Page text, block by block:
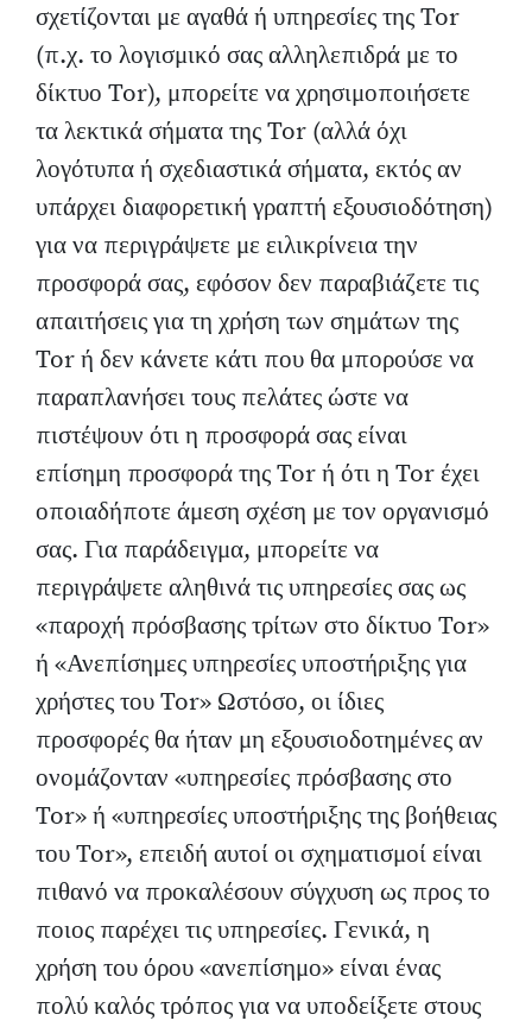
σχετίζονται με αγαθά ή υπηρεσίες της Tor
(π.χ. το λογισμικό σας αλληλεπιδρά με το
δίκτυο Tor), μπορείτε να χρησιμοποιήσετε
τα λεκτικά σήματα της Tor (αλλά όχι
λογότυπα ή σχεδιαστικά σήματα, εκτός αν
υπάρχει διαφορετική γραπτή εξουσιοδότηση)
για να περιγράψετε με ειλικρίνεια την
προσφορά σας, εφόσον δεν παραβιάζετε τις
απαιτήσεις για τη χρήση των σημάτων της
Tor ή δεν κάνετε κάτι που θα μπορούσε να
παραπλανήσει τους πελάτες ώστε να
πιστέψουν ότι η προσφορά σας είναι
επίσημη προσφορά της Tor ή ότι η Tor έχει
οποιαδήποτε άμεση σχέση με τον οργανισμό
σας. Για παράδειγμα, μπορείτε να
περιγράψετε αληθινά τις υπηρεσίες σας ως
«παροχή πρόσβασης τρίτων στο δίκτυο Tor»
ή «Ανεπίσημες υπηρεσίες υποστήριξης για
χρήστες του Tor» Ωστόσο, οι ίδιες
προσφορές θα ήταν μη εξουσιοδοτημένες αν
ονομάζονταν «υπηρεσίες πρόσβασης στο
Tor» ή «υπηρεσίες υποστήριξης της βοήθειας
του Tor», επειδή αυτοί οι σχηματισμοί είναι
πιθανό να προκαλέσουν σύγχυση ως προς το
ποιος παρέχει τις υπηρεσίες. Γενικά, η
χρήση του όρου «ανεπίσημο» είναι ένας
πολύ καλός τρόπος για να υποδείξετε στους